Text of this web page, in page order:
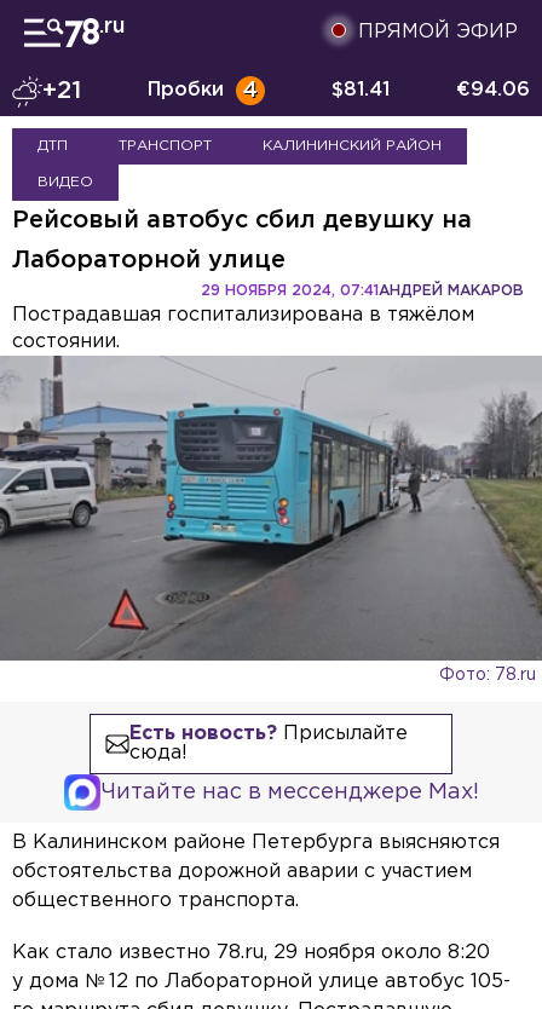
ПРЯМОЙ ЭФИР
+21 Пробки 4 $81.41 €94.06
ДТП ТРАНСПОРТ КАЛИНИНСКИЙ РАЙОН
ВИДЕО
Рейсовый автобус сбил девушку на
Лабораторной улице
АНДРЕЙ МАКАРОВ
29 НОЯБРЯ 2024, 07:41
Пострадавшая госпитализирована в тяжёлом
состоянии.
Фото: 78.ru
Есть новость?Присылайте
сюда!
Читайте нас в мессенджере Max!
В Калининском районе Петербурга выясняются
обстоятельства дорожной аварии с участием
общественного транспорта.
Как стало известно 78.ru, 29 ноября около 8:20
у дома № 12 по Лабораторной улице автобус 105-